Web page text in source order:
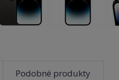
Podobné produkty